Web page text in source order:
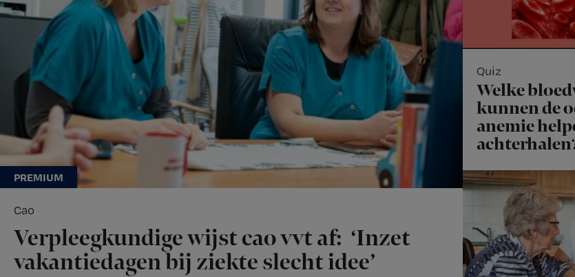
Cao
Verpleegkundige wijst cao vvt af: ‘Inzet
vakantiedagen bij ziekte slecht idee’
Quiz
Welke
kunnen de
anemie